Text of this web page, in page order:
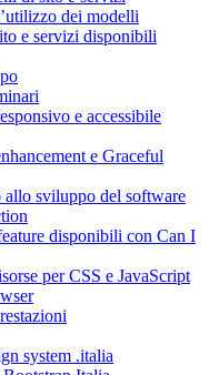
dei modelli
e servizi disponibili
e accessibile
e Graceful
sviluppo del software
disponibili con Can I
per CSS e JavaScript
system .italia